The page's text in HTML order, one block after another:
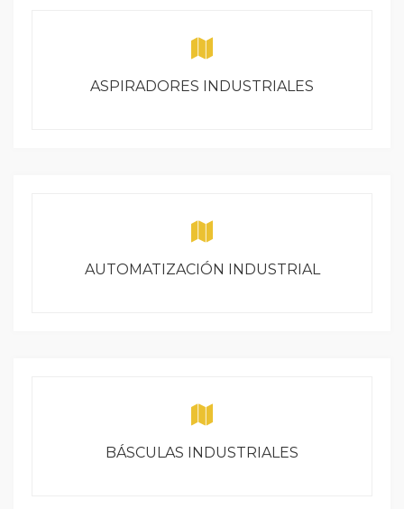
ASPIRADORES INDUSTRIALES
AUTOMATIZACIÓN INDUSTRIAL
BÁSCULAS INDUSTRIALES